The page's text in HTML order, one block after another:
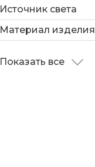
Источник света
Материал изделия
Показать все